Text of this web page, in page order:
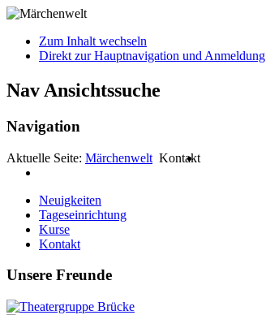
Zum Inhalt wechseln
Direkt zur Hauptnavigation und Anmeldung
Nav Ansichtssuche
Navigation
Aktuelle Seite: Märchenwelt Kontakt
Neuigkeiten
Tageseinrichtung
Kurse
Kontakt
Unsere Freunde